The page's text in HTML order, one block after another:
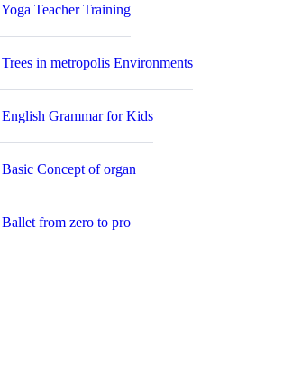
Yoga Teacher Training
Trees in metropolis Environments
English Grammar for Kids
Basic Concept of organ
Ballet from zero to pro